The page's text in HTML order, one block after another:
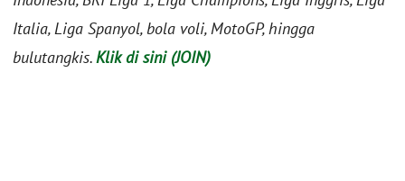
Italia, Liga Spanyol, bola voli, MotoGP, hingga
bulutangkis.Klik di sini (JOIN)